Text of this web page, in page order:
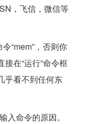
，飞信，微信等
“mem”，否则你
在“运行”命令框
乎看不到任何东
入命令的原因。